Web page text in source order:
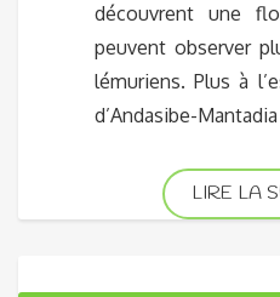
découvrent une
peuvent observer
lémuriens. Plus à
d’Andasibe-
LIRE LA